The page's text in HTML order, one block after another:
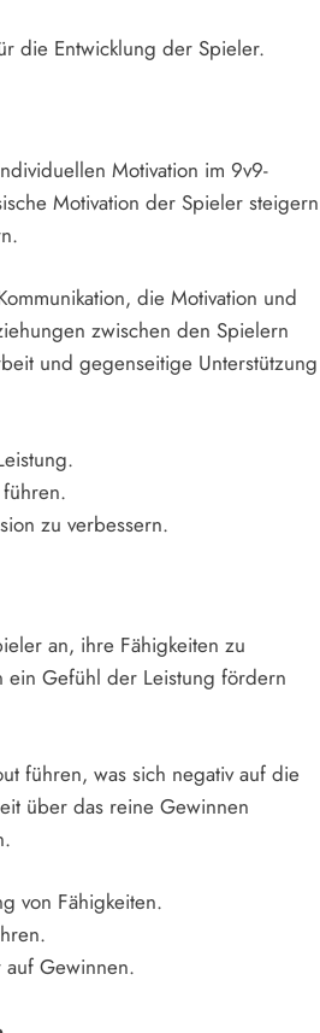
die Entwicklung der Spieler.
Motivation im 9v9-
Motivation der Spieler steigern
die Motivation und
zwischen den Spielern
und gegenseitige Unterstützung
zu verbessern.
an, ihre Fähigkeiten zu
ein Gefühl der Leistung fördern
führen, was sich negativ auf die
über das reine Gewinnen
von Fähigkeiten.
auf Gewinnen.